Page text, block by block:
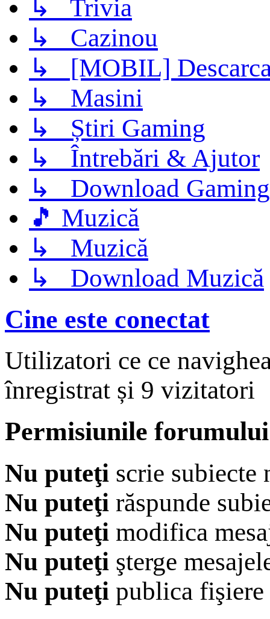
↳ Trivia
↳ Cazinou
↳ [MOBIL]
↳ Masini
↳ Știri Gaming
↳ Întrebări & Ajutor
↳ Download Gaming
🎵 Muzică
↳ Muzică
↳ Download Muzică
Cine este conectat
Utilizatori ce ce
înregistrat și 9 vizitatori
Permisiunile forumului
Nu puteţi scrie subiecte
Nu puteţi răspunde
Nu puteţi modifica
Nu puteţi şterge
Nu puteţi publica fişiere